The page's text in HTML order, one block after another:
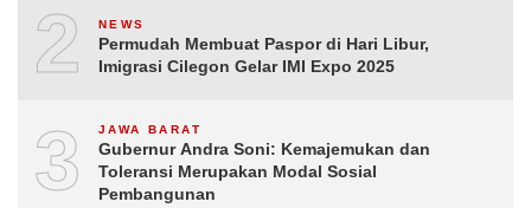
2 NEWS
Permudah Membuat Paspor di Hari Libur,
Imigrasi Cilegon Gelar IMI Expo 2025
3 JAWA BARAT
Gubernur Andra Soni: Kemajemukan dan
Toleransi Merupakan Modal Sosial
Pembangunan